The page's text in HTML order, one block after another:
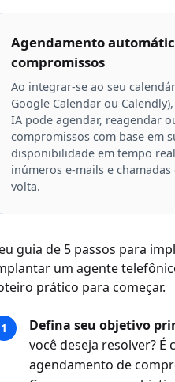
Agendamento
compromissos
Ao integrar-se ao seu
Google Calendar ou
IA pode agendar, reagendar
compromissos com base em
disponibilidade em tempo
inúmeros e-mails e chamadas
volta.
guia de 5 passos para
um agente
prático para começar.
Defina seu objetivo
você deseja resolver?
agendamento de